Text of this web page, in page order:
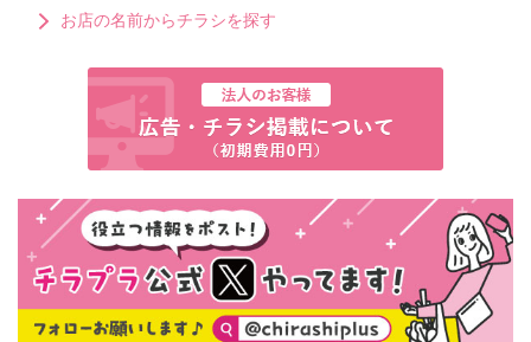
お店の名前からチラシを探す